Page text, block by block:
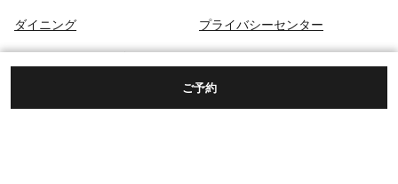
ご予約
ダイニング プライバシーセンター